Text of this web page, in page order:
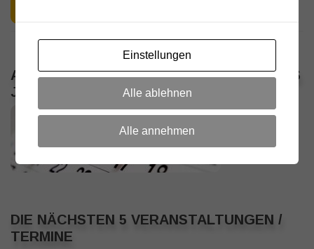
ALLE VERANSTALTUNGEN / TERMINE DES
JAHRES
DIE NÄCHSTEN 5 VERANSTALTUNGEN /
TERMINE
Einstellungen
Alle ablehnen
Alle annehmen